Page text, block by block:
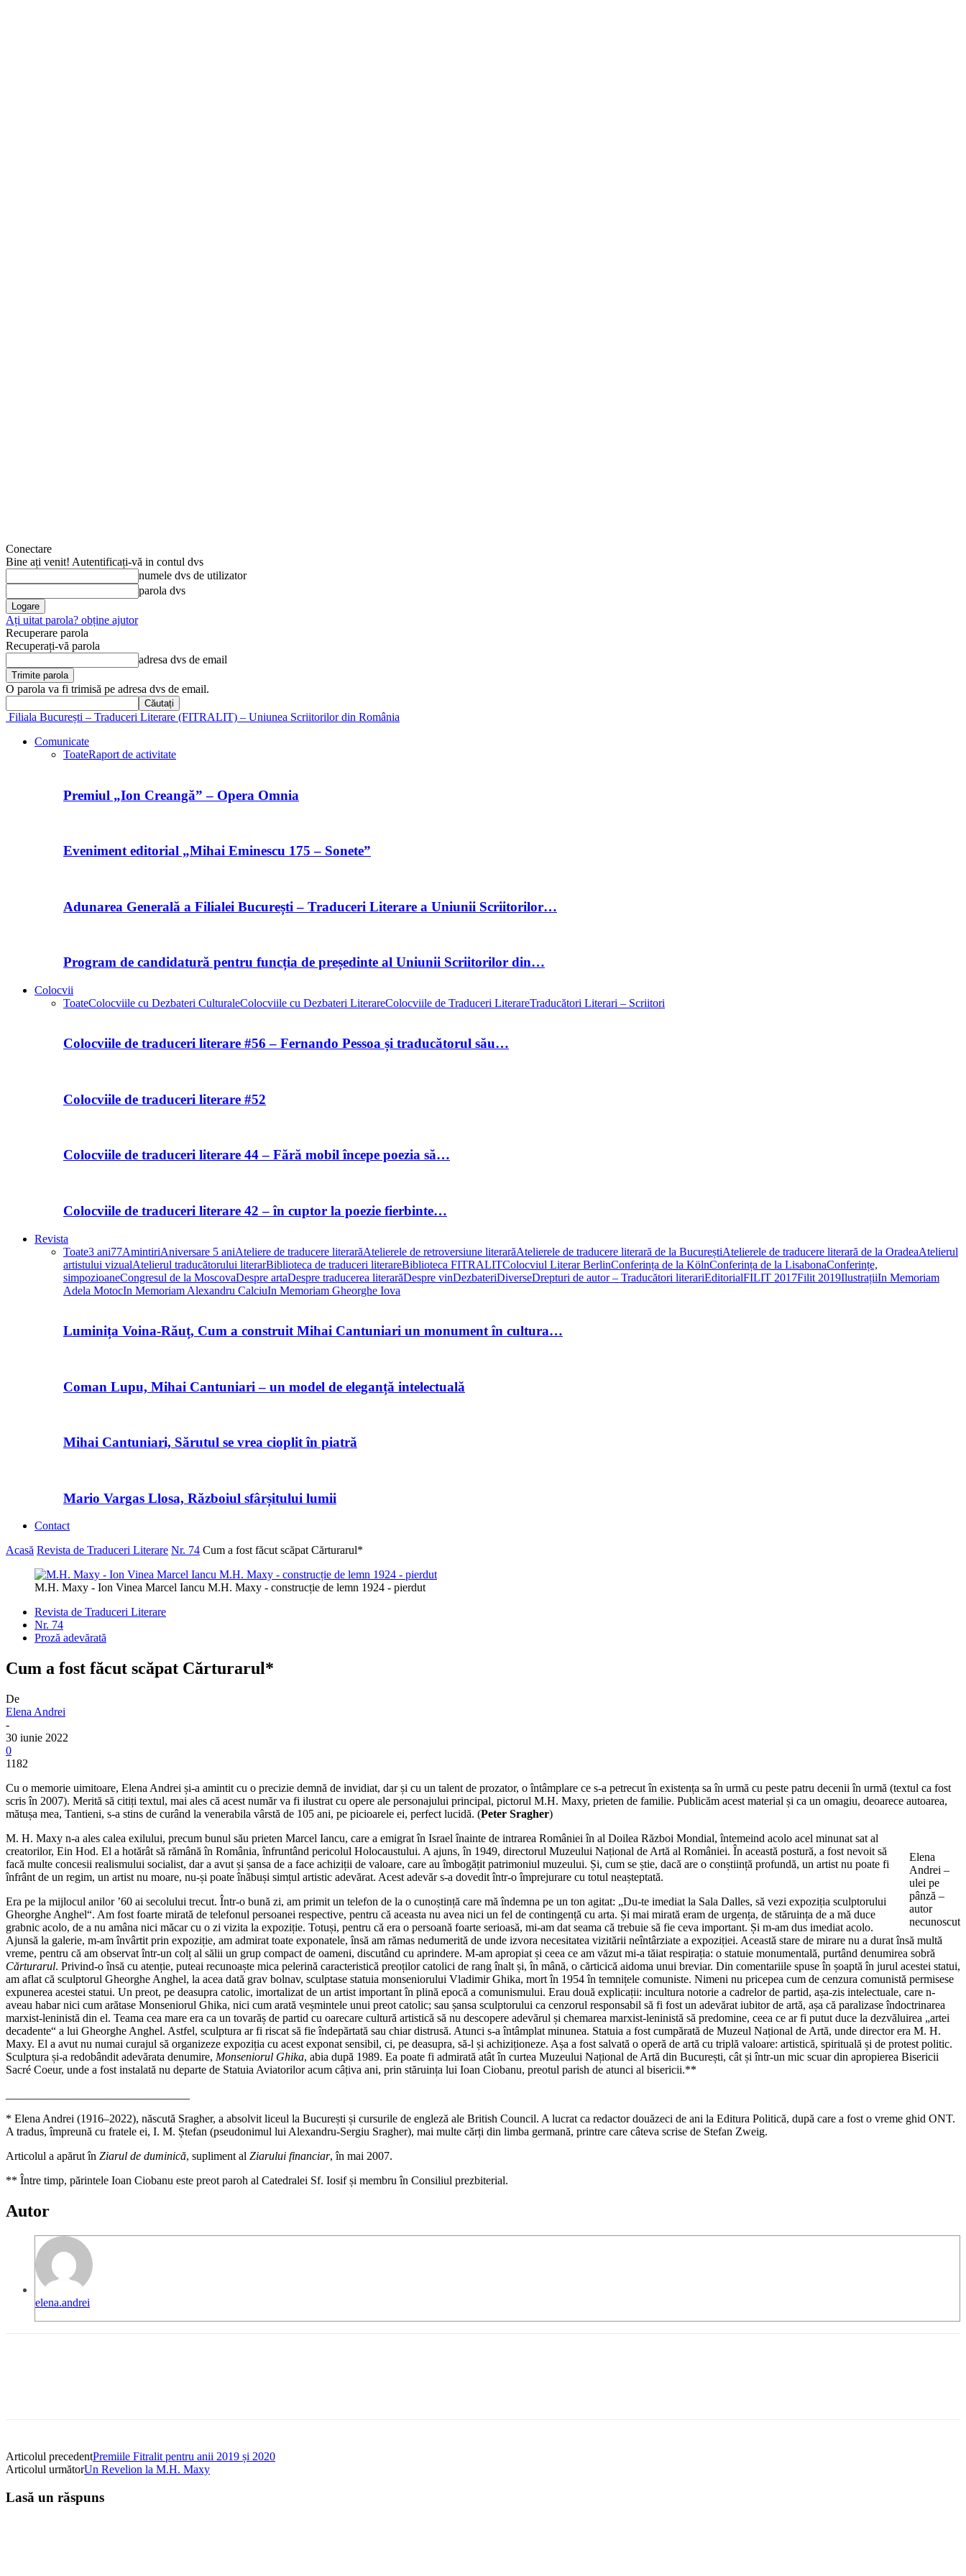
Conectare
Bine ați venit! Autentificați-vă in contul dvs
numele dvs de utilizator
parola dvs
Ați uitat parola? obține ajutor
Recuperare parola
Recuperați-vă parola
adresa dvs de email
O parola va fi trimisă pe adresa dvs de email.
Filiala București – Traduceri Literare (FITRALIT) – Uniunea Scriitorilor din România
Comunicate
ToateRaport de activitate
Premiul „Ion Creangă” – Opera Omnia
Eveniment editorial „Mihai Eminescu 175 – Sonete”
Adunarea Generală a Filialei București – Traduceri Literare a Uniunii Scriitorilor…
Program de candidatură pentru funcția de președinte al Uniunii Scriitorilor din…
Colocvii
ToateColocviile cu Dezbateri CulturaleColocviile cu Dezbateri LiterareColocviile de Traduceri LiterareTraducători Literari – Scriitori
Colocviile de traduceri literare #56 – Fernando Pessoa și traducătorul său…
Colocviile de traduceri literare #52
Colocviile de traduceri literare 44 – Fără mobil începe poezia să…
Colocviile de traduceri literare 42 – în cuptor la poezie fierbinte…
Revista
Toate3 ani77AmintiriAniversare 5 aniAteliere de traducere literarăAtelierele de retroversiune literarăAtelierele de traducere literară de la BucureștiAtelierele de traducere literară de la OradeaAtelierul
artistului vizualAtelierul traducătorului literarBiblioteca de traduceri literareBiblioteca FITRALITColocviul Literar BerlinConferința de la KölnConferința de la LisabonaConferințe,
simpozioaneCongresul de la MoscovaDespre artaDespre traducerea literarăDespre vinDezbateriDiverseDrepturi de autor – Traducători literariEditorialFILIT 2017Filit 2019IlustrațiiIn Memoriam
Adela MotocIn Memoriam Alexandru CalciuIn Memoriam Gheorghe Iova
Luminița Voina-Răuț, Cum a construit Mihai Cantuniari un monument în cultura…
Coman Lupu, Mihai Cantuniari – un model de eleganță intelectuală
Mihai Cantuniari, Sărutul se vrea cioplit în piatră
Mario Vargas Llosa, Războiul sfârșitului lumii
Contact
Acasă Revista de Traduceri Literare Nr. 74 Cum a fost făcut scăpat Cărturarul*
M.H. Maxy - Ion Vinea Marcel Iancu M.H. Maxy - construcție de lemn 1924 - pierdut
Revista de Traduceri Literare
Nr. 74
Proză adevărată
Cum a fost făcut scăpat Cărturarul*
De
Elena Andrei
-
30 iunie 2022
0
1182
Cu o memorie uimitoare, Elena Andrei și-a amintit cu o precizie demnă de invidiat, dar și cu un talent de prozator, o întâmplare ce s-a petrecut în existența sa în urmă cu peste patru decenii în urmă (textul ca fost
scris în 2007). Merită să citiți textul, mai ales că acest număr va fi ilustrat cu opere ale personajului principal, pictorul M.H. Maxy, prieten de familie. Publicăm acest material și ca un omagiu, deoarece autoarea,
mătușa mea, Tantieni, s-a stins de curând la venerabila vârstă de 105 ani, pe picioarele ei, perfect lucidă. (Peter Sragher)
Elena
Andrei –
ulei pe
pânză –
autor
necunoscut
M. H. Maxy n-a ales calea exilului, precum bunul său prieten Marcel Iancu, care a emigrat în Israel înainte de intrarea României în al Doilea Război Mondial, întemeind acolo acel minunat sat al
creatorilor, Ein Hod. El a hotărât să rămână în România, înfruntând pericolul Holocaustului. A ajuns, în 1949, directorul Muzeului Național de Artă al României. În această postură, a fost nevoit să
facă multe concesii realismului socialist, dar a avut și șansa de a face achiziții de valoare, care au îmbogățit patrimoniul muzeului. Și, cum se știe, dacă are o conștiință profundă, un artist nu poate fi
înfrânt de un regim, un artist nu moare, nu-și poate înăbuși simțul artistic adevărat. Acest adevăr s-a dovedit într-o împrejurare cu totul neașteptată.
Era pe la mijlocul anilor ’60 ai secolului trecut. Într-o bună zi, am primit un telefon de la o cunoștință care mă îndemna pe un ton agitat: „Du-te imediat la Sala Dalles, să vezi expoziția sculptorului
Gheorghe Anghel“. Am fost foarte mirată de telefonul persoanei respective, pentru că aceasta nu avea nici un fel de contingență cu arta. Și mai mirată eram de urgența, de stăruința de a mă duce
grabnic acolo, de a nu amâna nici măcar cu o zi vizita la expoziție. Totuși, pentru că era o persoană foarte serioasă, mi-am dat seama că trebuie să fie ceva important. Și m-am dus imediat acolo.
Ajunsă la galerie, m-am învârtit prin expoziție, am admirat toate exponatele, însă am rămas nedumerită de unde izvora necesitatea vizitării neîntârziate a expoziției. Această stare de mirare nu a durat însă multă
vreme, pentru că am observat într-un colț al sălii un grup compact de oameni, discutând cu aprindere. M-am apropiat și ceea ce am văzut mi-a tăiat respirația: o statuie monumentală, purtând denumirea sobră
Cărturarul. Privind-o însă cu atenție, puteai recunoaște mica pelerină caracteristică preoților catolici de rang înalt și, în mână, o cărticică aidoma unui breviar. Din comentariile spuse în șoaptă în jurul acestei statui,
am aflat că sculptorul Gheorghe Anghel, la acea dată grav bolnav, sculptase statuia monseniorului Vladimir Ghika, mort în 1954 în temnițele comuniste. Nimeni nu pricepea cum de cenzura comunistă permisese
expunerea acestei statui. Un preot, pe deasupra catolic, imortalizat de un artist important în plină epocă a comunismului. Erau două explicații: incultura notorie a cadrelor de partid, așa-zis intelectuale, care n-
aveau habar nici cum arătase Monseniorul Ghika, nici cum arată veșmintele unui preot catolic; sau șansa sculptorului ca cenzorul responsabil să fi fost un adevărat iubitor de artă, așa că paralizase îndoctrinarea
marxist-leninistă din el. Teama cea mare era ca un tovarăș de partid cu oarecare cultură artistică să nu descopere adevărul și chemarea marxist-leninistă să predomine, ceea ce ar fi putut duce la dezvăluirea „artei
decadente“ a lui Gheorghe Anghel. Astfel, sculptura ar fi riscat să fie îndepărtată sau chiar distrusă. Atunci s-a întâmplat minunea. Statuia a fost cumpărată de Muzeul Național de Artă, unde director era M. H.
Maxy. El a avut nu numai curajul să organizeze expoziția cu acest exponat sensibil, ci, pe deasupra, să-l și achiziționeze. Așa a fost salvată o operă de artă cu triplă valoare: artistică, spirituală și de protest politic.
Sculptura și-a redobândit adevărata denumire, Monseniorul Ghika, abia după 1989. Ea poate fi admirată atât în curtea Muzeului Național de Artă din București, cât și într-un mic scuar din apropierea Bisericii
Sacré Coeur, unde a fost instalată nu departe de Statuia Aviatorilor acum câțiva ani, prin stăruința lui Ioan Ciobanu, preotul parish de atunci al bisericii.**
* Elena Andrei (1916–2022), născută Sragher, a absolvit liceul la București și cursurile de engleză ale British Council. A lucrat ca redactor douăzeci de ani la Editura Politică, după care a fost o vreme ghid ONT.
A tradus, împreună cu fratele ei, I. M. Ștefan (pseudonimul lui Alexandru-Sergiu Sragher), mai multe cărți din limba germană, printre care câteva scrise de Stefan Zweig.
Articolul a apărut în Ziarul de duminică, supliment al Ziarului financiar, în mai 2007.
** Între timp, părintele Ioan Ciobanu este preot paroh al Catedralei Sf. Iosif și membru în Consiliul prezbiterial.
Autor
elena.andrei
Articolul precedentPremiile Fitralit pentru anii 2019 și 2020
Articolul următorUn Revelion la M.H. Maxy
Lasă un răspuns